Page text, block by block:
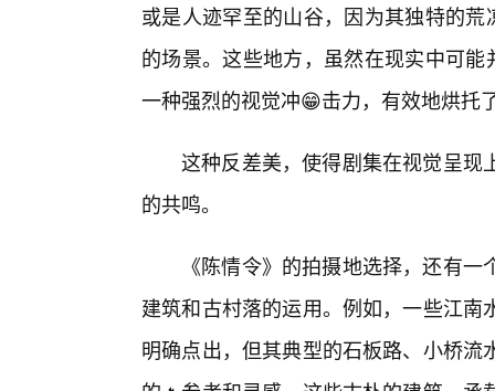
或是人迹罕至的山谷，因为其独特的
的场景。这些地方，虽然在现实中可
一种强烈的视觉冲😁击力，有效地烘托
这种反差美，使得剧集在视觉呈现
的共鸣。
《陈情令》的拍摄地选择，还有
建筑和古村落的运用。例如，一些江
明确点出，但其典型的石板路、小桥